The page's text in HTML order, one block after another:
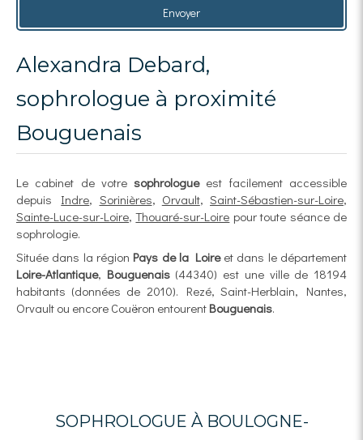
Envoyer
Alexandra Debard,
sophrologue à proximité
Bouguenais
Le cabinet de votresophrologueest facilement accessible
depuis Indre, Sorinières, Orvault, Saint-Sébastien-sur-Loire,
Sainte-Luce-sur-Loire,Thouaré-sur-Loire pour toute séance de
sophrologie.
Située dans la région Pays de la Loireet dans le département
Loire-Atlantique, Bouguenais(44340) est une ville de 18194
habitants (données de 2010). Rezé, Saint-Herblain, Nantes,
Orvault ou encore Couëron entourent Bouguenais.
SOPHROLOGUE À BOULOGNE-